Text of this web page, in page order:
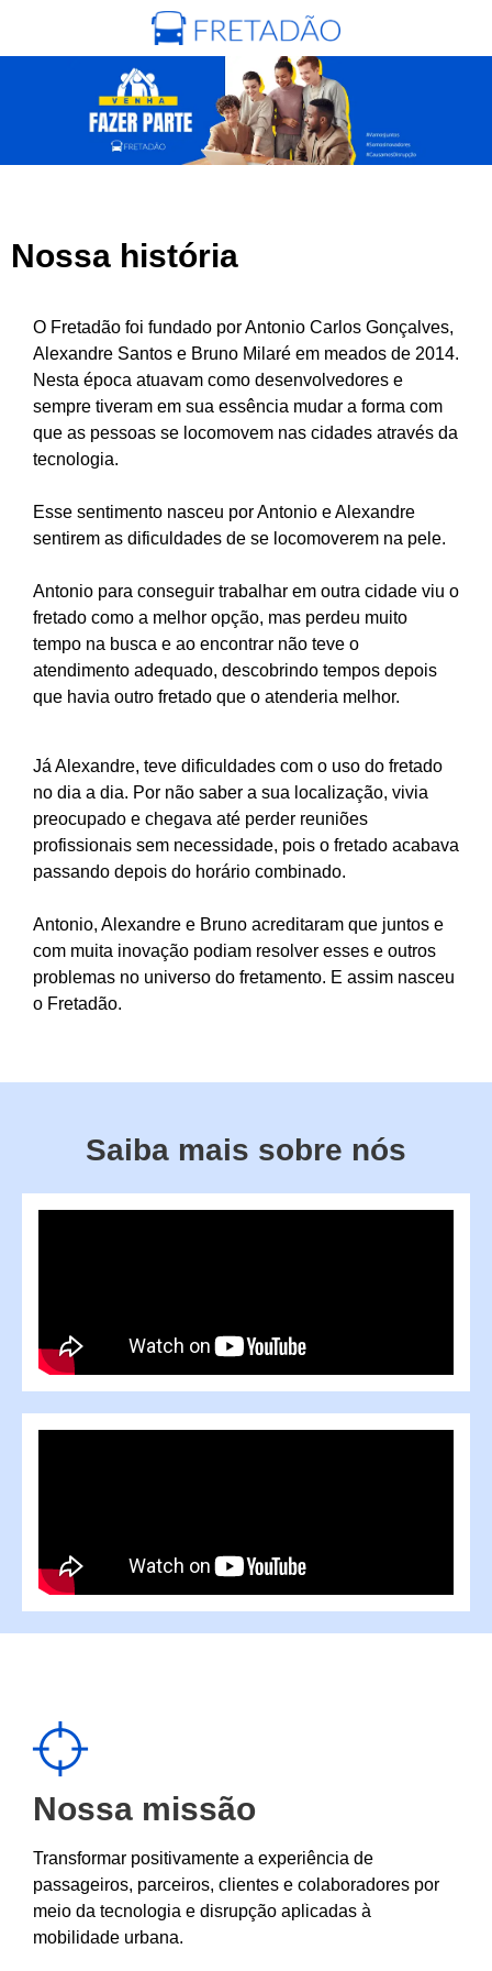
Nossa história
O Fretadão foi fundado por Antonio Carlos Gonçalves,
Alexandre Santos e Bruno Milaré em meados de 2014.
Nesta época atuavam como desenvolvedores e
sempre tiveram em sua essência mudar a forma com
que as pessoas se locomovem nas cidades através da
tecnologia.
Esse sentimento nasceu por Antonio e Alexandre
sentirem as dificuldades de se locomoverem na pele.
Antonio para conseguir trabalhar em outra cidade viu o
fretado como a melhor opção, mas perdeu muito
tempo na busca e ao encontrar não teve o
atendimento adequado, descobrindo tempos depois
que havia outro fretado que o atenderia melhor.
Já Alexandre, teve dificuldades com o uso do fretado
no dia a dia. Por não saber a sua localização, vivia
preocupado e chegava até perder reuniões
profissionais sem necessidade, pois o fretado acabava
passando depois do horário combinado.
Antonio, Alexandre e Bruno acreditaram que juntos e
com muita inovação podiam resolver esses e outros
problemas no universo do fretamento. E assim nasceu
o Fretadão.
Saiba mais sobre nós
Nossa missão
Transformar positivamente a experiência de
passageiros, parceiros, clientes e colaboradores por
meio da tecnologia e disrupção aplicadas à
mobilidade urbana.